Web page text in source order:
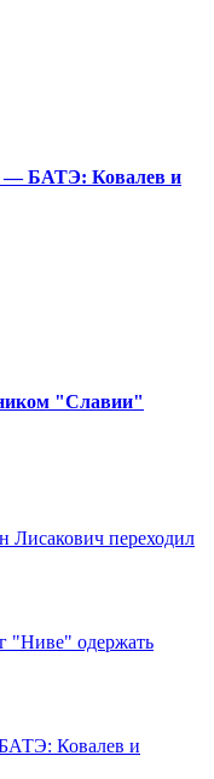
— БАТЭ: Ковалев и
"Славии"
Лисакович переходил
"Ниве" одержать
Ковалев и